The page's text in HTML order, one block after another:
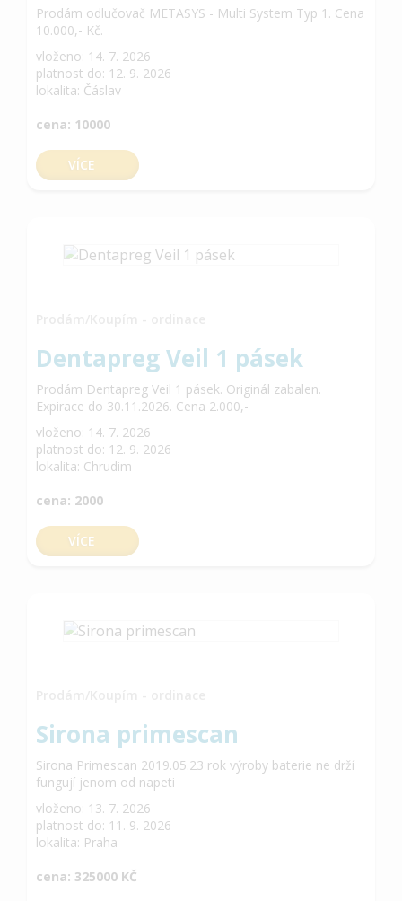
Prodám odlučovač METASYS - Multi System Typ 1. Cena
10.000,- Kč.
vloženo: 14. 7. 2026
platnost do: 12. 9. 2026
lokalita: Čáslav
cena: 10000
VÍCE
Dentapreg Veil 1 pásek
Prodám Dentapreg Veil 1 pásek. Originál zabalen.
Expirace do 30.11.2026. Cena 2.000,-
vloženo: 14. 7. 2026
platnost do: 12. 9. 2026
lokalita: Chrudim
cena: 2000
VÍCE
Sirona primescan
Sirona Primescan 2019.05.23 rok výroby baterie ne drží
fungují jenom od napeti
vloženo: 13. 7. 2026
platnost do: 11. 9. 2026
lokalita: Praha
cena: 325000 KČ